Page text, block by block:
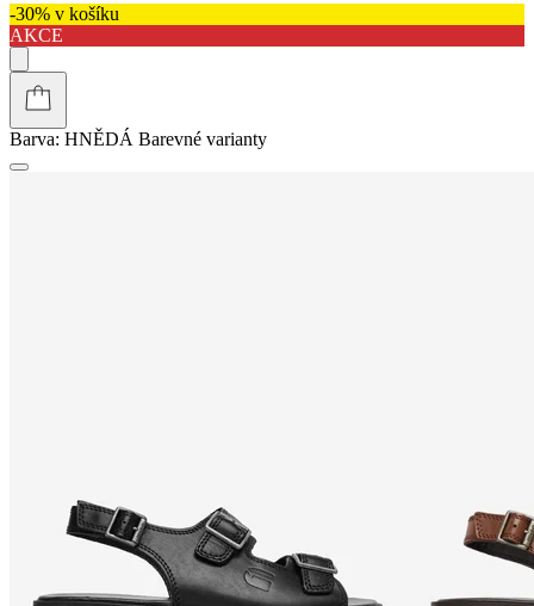
-30% v košíku
AKCE
Barva: HNĚDÁ Barevné varianty